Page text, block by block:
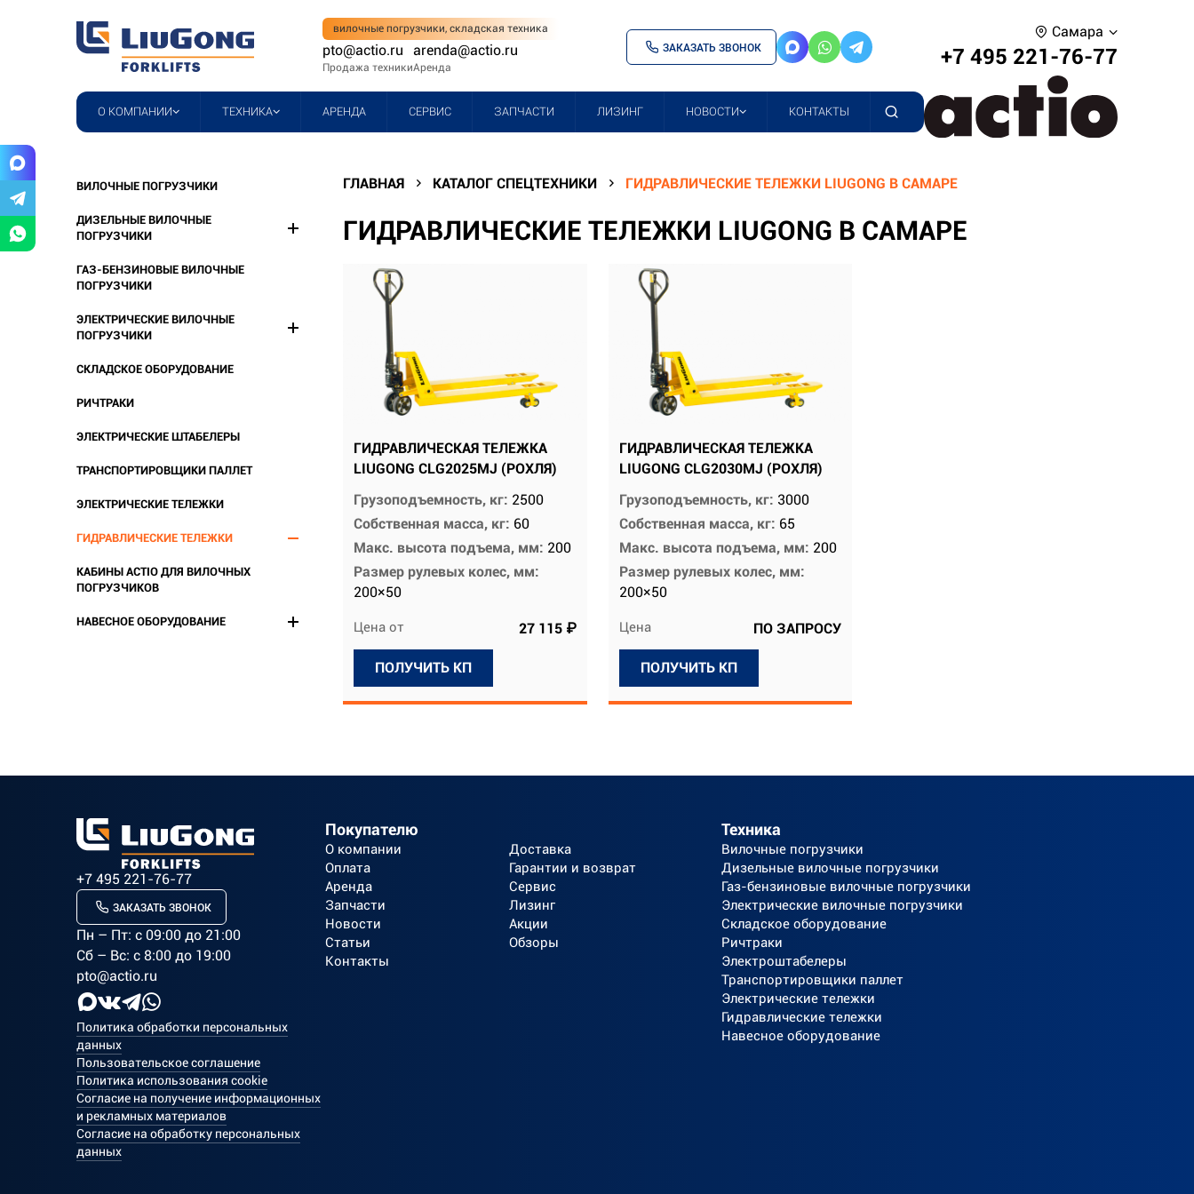
вилочные погрузчики, складская техника
pto@actio.ru
Продажа техники
arenda@actio.ru
Аренда
ЗАКАЗАТЬ ЗВОНОК
Самара
+7 495 221-76-77
О КОМПАНИИ ТЕХНИКА АРЕНДА СЕРВИС ЗАПЧАСТИ ЛИЗИНГ НОВОСТИ КОНТАКТЫ
ВИЛОЧНЫЕ ПОГРУЗЧИКИ
ДИЗЕЛЬНЫЕ ВИЛОЧНЫЕ
ПОГРУЗЧИКИ
ГАЗ-БЕНЗИНОВЫЕ ВИЛОЧНЫЕ
ПОГРУЗЧИКИ
ЭЛЕКТРИЧЕСКИЕ ВИЛОЧНЫЕ
ПОГРУЗЧИКИ
СКЛАДСКОЕ ОБОРУДОВАНИЕ
РИЧТРАКИ
ЭЛЕКТРИЧЕСКИЕ ШТАБЕЛЕРЫ
ТРАНСПОРТИРОВЩИКИ ПАЛЛЕТ
ЭЛЕКТРИЧЕСКИЕ ТЕЛЕЖКИ
ГИДРАВЛИЧЕСКИЕ ТЕЛЕЖКИ
КАБИНЫ ACTIO ДЛЯ ВИЛОЧНЫХ
ПОГРУЗЧИКОВ
НАВЕСНОЕ ОБОРУДОВАНИЕ
ГЛАВНАЯ КАТАЛОГ СПЕЦТЕХНИКИ ГИДРАВЛИЧЕСКИЕ ТЕЛЕЖКИ LIUGONG В САМАРЕ
ГИДРАВЛИЧЕСКИЕ ТЕЛЕЖКИ LIUGONG В САМАРЕ
ГИДРАВЛИЧЕСКАЯ ТЕЛЕЖКА
LIUGONG CLG2025MJ (РОХЛЯ)
Грузоподъемность, кг: 2500
Собственная масса, кг: 60
Макс. высота подъема, мм: 200
Размер рулевых колес, мм:
200×50
Цена от 27 115 ₽
ПОЛУЧИТЬ КП
ГИДРАВЛИЧЕСКАЯ ТЕЛЕЖКА
LIUGONG CLG2030MJ (РОХЛЯ)
Грузоподъемность, кг: 3000
Собственная масса, кг: 65
Макс. высота подъема, мм: 200
Размер рулевых колес, мм:
200×50
Цена ПО ЗАПРОСУ
ПОЛУЧИТЬ КП
+7 495 221-76-77
ЗАКАЗАТЬ ЗВОНОК
Пн – Пт: c 09:00 до 21:00
Сб – Вс: с 8:00 до 19:00
pto@actio.ru
Политика обработки персональных
данных
Пользовательское соглашение
Политика использования cookie
Согласие на получение информационных
и рекламных материалов
Согласие на обработку персональных
данных
Покупателю
О компании
Доставка
Оплата
Гарантии и возврат
Аренда
Сервис
Запчасти
Лизинг
Новости
Акции
Статьи
Обзоры
Контакты
Техника
Вилочные погрузчики
Дизельные вилочные погрузчики
Газ-бензиновые вилочные погрузчики
Электрические вилочные погрузчики
Складское оборудование
Ричтраки
Электроштабелеры
Транспортировщики паллет
Электрические тележки
Гидравлические тележки
Навесное оборудование